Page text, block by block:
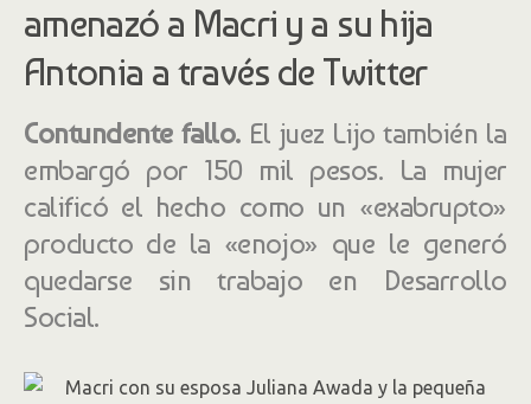
amenazó a Macri y a su hija
Antonia a través de Twitter
Contundente fallo. El juez Lijo también la
embargó por 150 mil pesos. La mujer
calificó el hecho como un «exabrupto»
producto de la «enojo» que le generó
quedarse sin trabajo en Desarrollo
Social.